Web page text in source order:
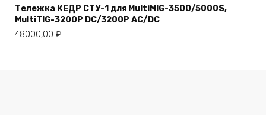
Тележка КЕДР СТУ-1 для MultiMIG-3500/5000S,
MultiTIG-3200P DC/3200P AC/DC
48000,00 ₽